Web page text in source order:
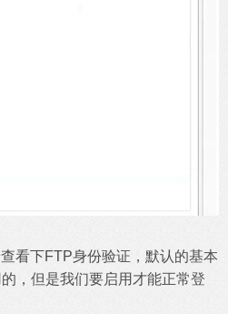
看下FTP身份验证，默认的基本
，但是我们要启用才能正常登